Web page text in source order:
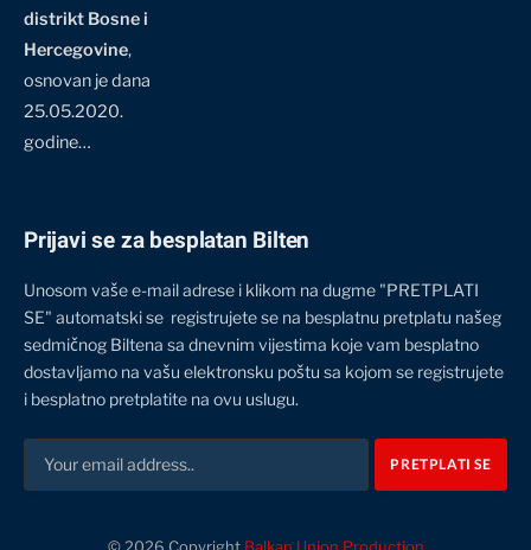
distrikt Bosne i
Hercegovine,
osnovan je dana
25.05.2020.
godine…
Prijavi se za besplatan Bilten
Unosom vaše e-mail adrese i klikom na dugme "PRETPLATI
SE" automatski se registrujete se na besplatnu pretplatu našeg
sedmičnog Biltena sa dnevnim vijestima koje vam besplatno
dostavljamo na vašu elektronsku poštu sa kojom se registrujete
i besplatno pretplatite na ovu uslugu.